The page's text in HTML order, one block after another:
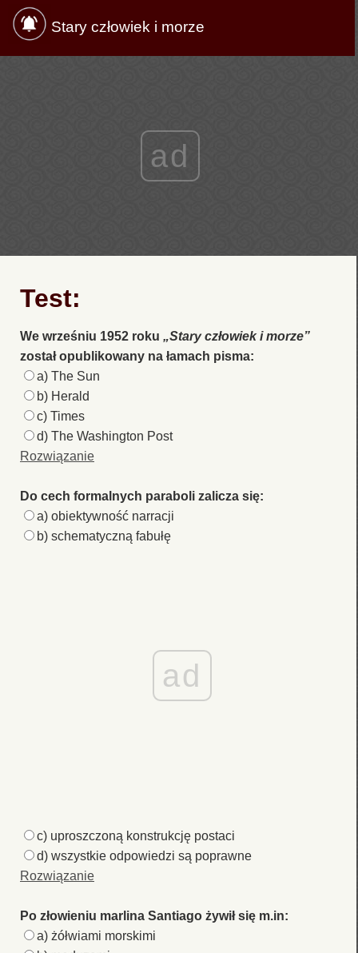
Stary człowiek i morze
ad
Test:
We wrześniu 1952 roku „Stary człowiek i morze”
został opublikowany na łamach pisma:
a) The Sun
b) Herald
c) Times
d) The Washington Post
Rozwiązanie
Do cech formalnych paraboli zalicza się:
a) obiektywność narracji
b) schematyczną fabułę
ad
c) uproszczoną konstrukcję postaci
d) wszystkie odpowiedzi są poprawne
Rozwiązanie
Po złowieniu marlina Santiago żywił się m.in:
a) żółwiami morskimi